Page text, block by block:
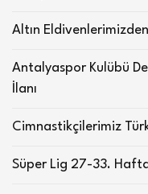
Altın
Antalyaspor Kulübü
İlanı
Cimnastikçilerimiz
Süper Lig 27-33.